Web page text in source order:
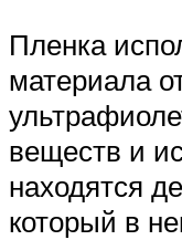
Пленка
материала
веществ и
находятся
который в